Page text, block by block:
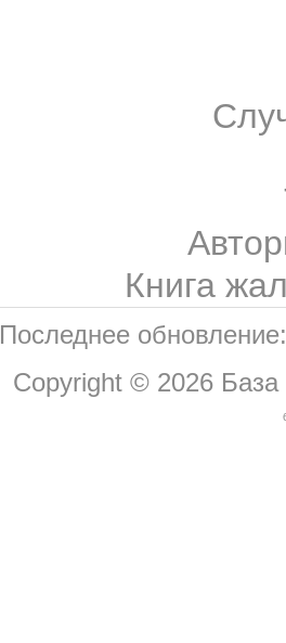
Книга
Последнее
Copyright © 2026 База